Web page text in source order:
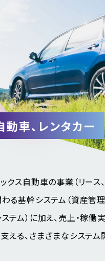
動車、レンタカー
クス自動車の事業（リース
る基幹システム（資産管
テム）に加え、売上・稼
える、さまざまなシステ